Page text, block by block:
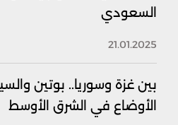
السعودي
21.01.2025
بين غزة وسوريا.. بوتين
الأوضاع في الشرق الأوسط